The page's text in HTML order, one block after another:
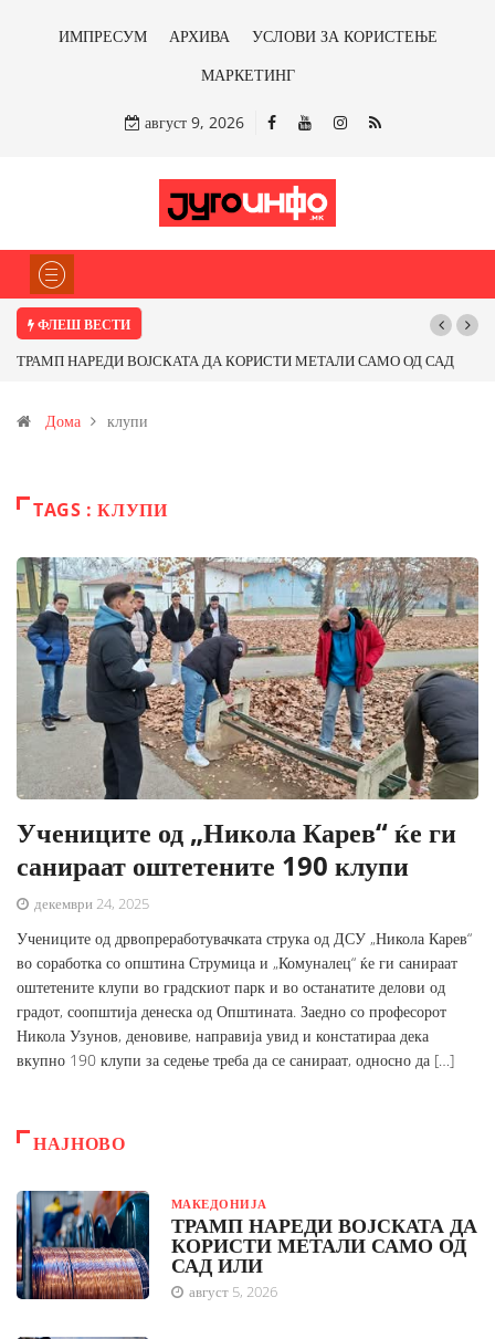
ИМПРЕСУМ АРХИВА
УСЛОВИ ЗА КОРИСТЕЊЕ
МАРКЕТИНГ
август 9, 2026
ФЛЕШ ВЕСТИ
ТРАМП НАРЕДИ ВОЈСКАТА ДА КОРИСТИ МЕТАЛИ САМО ОД САД
Иловица и со антимонот?
Дома клупи
TAGS : КЛУПИ
Учениците од „Никола Карев“ ќе ги
санираат оштетените 190 клупи
декември 24, 2025
Учениците од дрвопреработувачката струка од ДСУ „Никола Карев“
во соработка со општина Струмица и „Комуналец“ ќе ги санираат
оштетените клупи во градскиот парк и во останатите делови од
градот, соопштија денеска од Општината. Заедно со професорот
Никола Узунов, деновиве, направија увид и констатираа дека
вкупно 190 клупи за седење треба да се санираат, односно да […]
НАЈНОВО
МАКЕДОНИЈА
ТРАМП НАРЕДИ ВОЈСКАТА ДА
КОРИСТИ МЕТАЛИ САМО ОД
САД ИЛИ
август 5, 2026